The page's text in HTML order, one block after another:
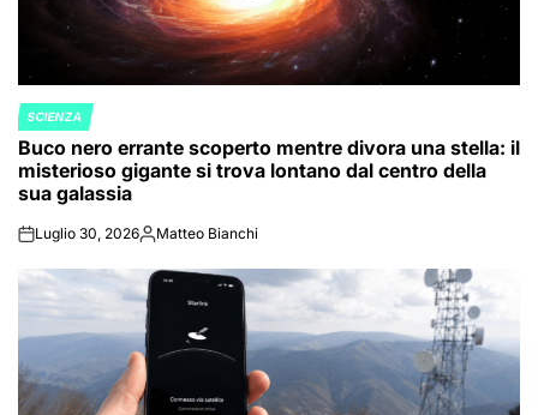
POSTED
IN
SCIENZA
Buco nero errante scoperto mentre divora una stella: il
misterioso gigante si trova lontano dal centro della
sua galassia
onLuglio 30, 2026Posted
Matteo Bianchi